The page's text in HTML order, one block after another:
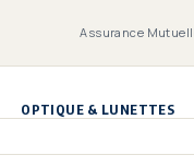
Assurance
OPTIQUE & LUNETTES